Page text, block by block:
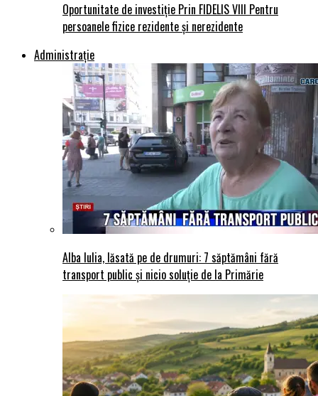
Oportunitate de investiție Prin FIDELIS VIII Pentru
persoanele fizice rezidente și nerezidente
Administraţie
Alba Iulia, lăsată pe de drumuri: 7 săptămâni fără
transport public și nicio soluție de la Primărie